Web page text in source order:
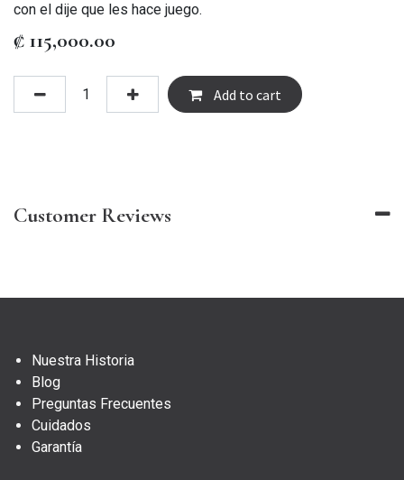
con el dije que les hace juego.
₡ 115,000.00
Add to cart
Customer Reviews
Nuestra Historia
Blog
Preguntas Frecuentes
Cuidados
Garantía